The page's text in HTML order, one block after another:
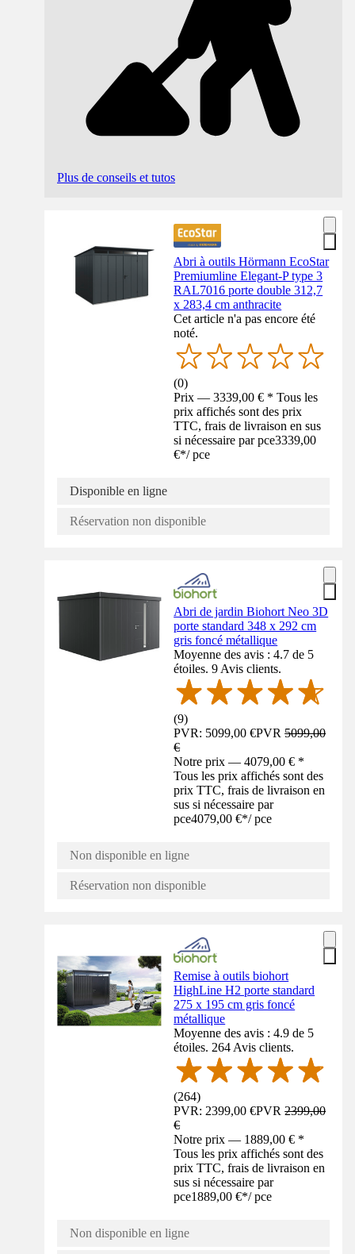
Plus de conseils et tutos
Abri à outils Hörmann EcoStar
Premiumline Elegant-P type 3
RAL7016 porte double 312,7
x 283,4 cm anthracite
Cet article n'a pas encore été
noté.
(0)
Prix — 3339,00 € * Tous les
prix affichés sont des prix
TTC, frais de livraison en sus
si nécessaire par pce3339,00
€*/ pce
Disponible en ligne
Réservation non disponible
Abri de jardin Biohort Neo 3D
porte standard 348 x 292 cm
gris foncé métallique
Moyenne des avis : 4.7 de 5
étoiles. 9 Avis clients.
(9)
PVR: 5099,00 €PVR5099,00
€
Notre prix — 4079,00 € *
Tous les prix affichés sont des
prix TTC, frais de livraison en
sus si nécessaire par
pce4079,00 €*/ pce
Non disponible en ligne
Réservation non disponible
Remise à outils biohort
HighLine H2 porte standard
275 x 195 cm gris foncé
métallique
Moyenne des avis : 4.9 de 5
étoiles. 264 Avis clients.
(264)
PVR: 2399,00 €PVR2399,00
€
Notre prix — 1889,00 € *
Tous les prix affichés sont des
prix TTC, frais de livraison en
sus si nécessaire par
pce1889,00 €*/ pce
Non disponible en ligne